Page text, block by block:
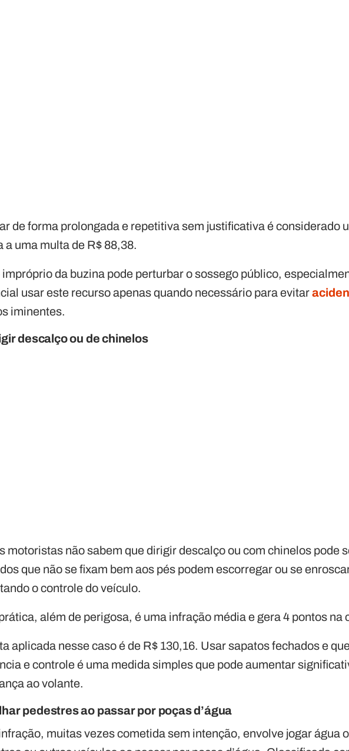
de forma prolongada e repetitiva sem justificativa é considerado
a uma multa de R$ 88,38.
impróprio da buzina pode perturbar o sossego público,
usar este recurso apenas quando necessário para evitar
iminentes.
descalço ou de chinelos
motoristas não sabem que dirigir descalço ou com chinelos pode
que não se fixam bem aos pés podem escorregar ou se
o controle do veículo.
além de perigosa, é uma infração média e gera 4 pontos na
aplicada nesse caso é de R$ 130,16. Usar sapatos fechados e
e controle é uma medida simples que pode aumentar
ao volante.
pedestres ao passar por poças d’água
muitas vezes cometida sem intenção, envolve jogar água